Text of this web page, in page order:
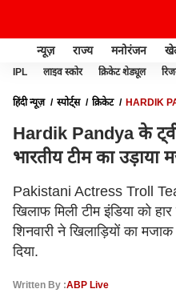
न्यूज़ राज्य मनोरंजन
IPL लाइव स्कोर क्रिकेट शेड्यूल
हिंदी न्यूज़ स्पोर्ट्स क्रिकेट
HARDIK
Hardik Pandya के
भारतीय टीम का उड़ाया
Pakistani Actress Troll
खिलाफ मिली टीम इंडिया को
शिनवारी ने खिलाड़ियों का
दिया.
Written By :ABP Live